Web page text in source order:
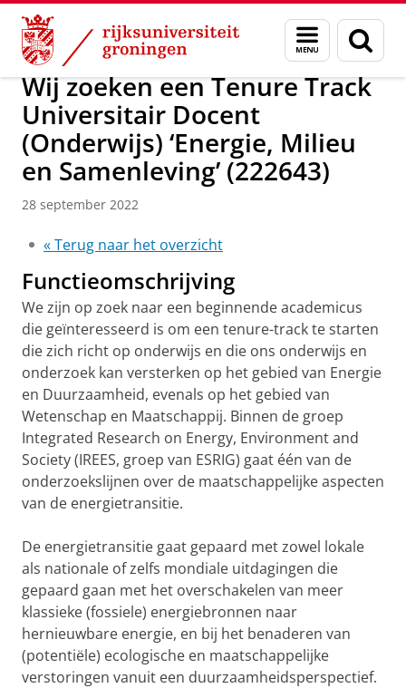
Skip
Content
Skip
Navigation
Menu
en
zoeken
Onderzoek IREES News
Wij zoeken een Tenure Track
Universitair Docent
(Onderwijs) ‘Energie, Milieu
en Samenleving’ (222643)
28 september 2022
« Terug naar het overzicht
Functieomschrijving
We zijn op zoek naar een beginnende academicus
die geïnteresseerd is om een ​​tenure-track te starten
die zich richt op onderwijs en die ons onderwijs en
onderzoek kan versterken op het gebied van Energie
en Duurzaamheid, evenals op het gebied van
Wetenschap en Maatschappij. Binnen de groep
Integrated Research on Energy, Environment and
Society (IREES, groep van ESRIG) gaat één van de
onderzoekslijnen over de maatschappelijke aspecten
van de energietransitie.
De energietransitie gaat gepaard met zowel lokale
als nationale of zelfs mondiale uitdagingen die
gepaard gaan met het overschakelen van meer
klassieke (fossiele) energiebronnen naar
hernieuwbare energie, en bij het benaderen van
(potentiële) ecologische en maatschappelijke
verstoringen vanuit een duurzaamheidsperspectief.